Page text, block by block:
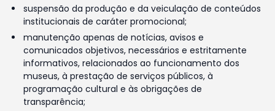
suspensão da produção e da veiculação de conteúdos
institucionais de caráter promocional;
manutenção apenas de notícias, avisos e
comunicados objetivos, necessários e estritamente
informativos, relacionados ao funcionamento dos
museus, à prestação de serviços públicos, à
programação cultural e às obrigações de
transparência;